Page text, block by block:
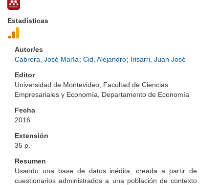
Estadísticas
Autor/es
Cabrera, José María; Cid, Alejandro; Irisarri, Juan José
Editor
Universidad de Montevideo, Facultad de Ciencias
Empresariales y Economía, Departamento de Economía
Fecha
2016
Extensión
35 p.
Resumen
Usando una base de datos inédita, creada a partir de
cuestionarios administrados a una población de contexto